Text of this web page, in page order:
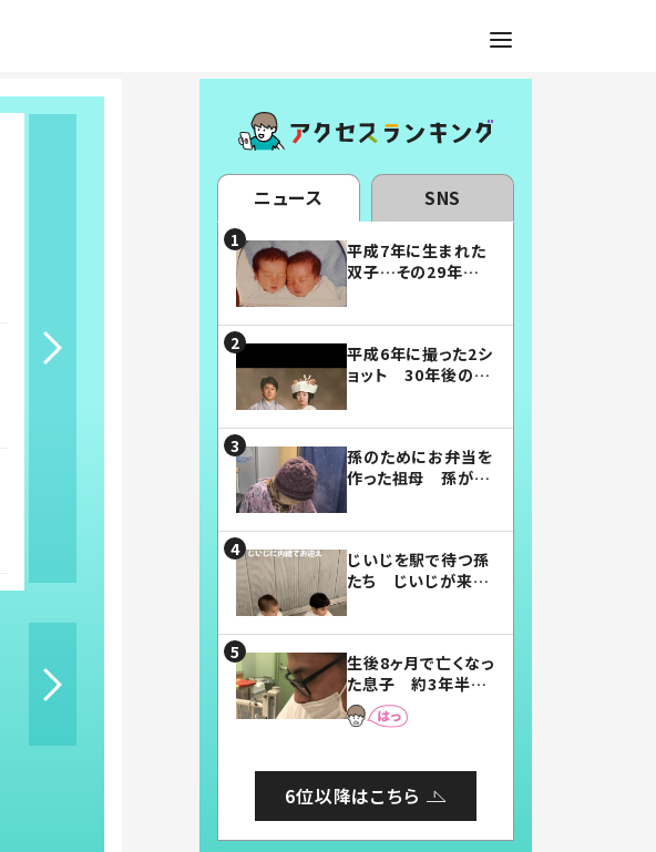
ニュース SNS
平成7年に生まれた
双子…その29年後
平成6年に撮った2シ
ョット 30年後の姿
孫のためにお弁当を
作った祖母 孫が絶
じいじを駅で待つ孫
たち じいじが来た
まらない」「幸せにな
れる」
生後8ヶ月で亡くなっ
た息子 約3年半
後、当時の妻の日記
に書いてあった本音
6位以降はこちら